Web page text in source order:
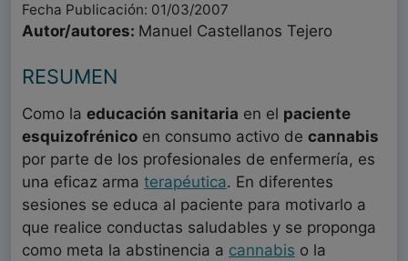
Fecha Publicación: 01/03/2007
Autor/autores: Manuel Castellanos Tejero
RESUMEN
Como la educación sanitaria en el paciente
esquizofrénico en consumo activo de cannabis
por parte de los profesionales de enfermería, es
una eficaz arma terapéutica. En diferentes
sesiones se educa al paciente para motivarlo a
que realice conductas saludables y se proponga
como meta la abstinencia a cannabis o la